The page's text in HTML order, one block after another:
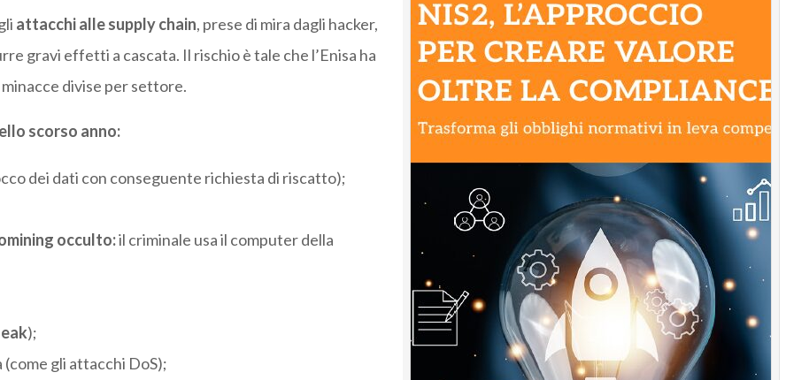
attacchi alle supply chain, prese di mira dagli hacker,
gravi effetti a cascata. Il rischio è tale che l’Enisa ha
divise per settore.
scorso anno:
dei dati con conseguente richiesta di riscatto);
occulto:il criminale usa il computer della
);
gli attacchi DoS);